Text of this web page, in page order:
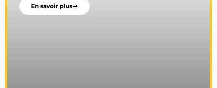
En savoir plus